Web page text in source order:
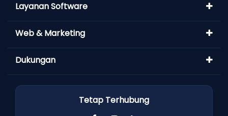
Layanan Software
Web & Marketing
Dukungan
Tetap Terhubung